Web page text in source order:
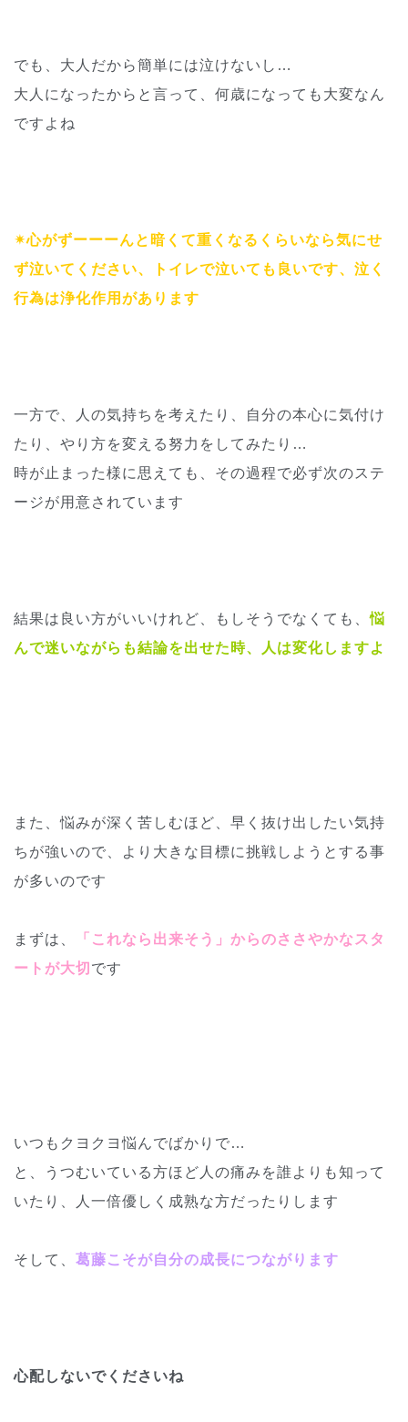
でも、大人だから簡単には泣けないし…
大人になったからと言って、何歳になっても大変なん
ですよね
✴︎心がずーーーんと暗くて重くなるくらいなら気にせ
ず泣いてください、トイレで泣いても良いです、泣く
行為は浄化作用があります
一方で、人の気持ちを考えたり、自分の本心に気付け
たり、やり方を変える努力をしてみたり…
時が止まった様に思えても、その過程で必ず次のステ
ージが用意されています
結果は良い方がいいけれど、もしそうでなくても、悩
んで迷いながらも結論を出せた時、人は変化しますよ
また、悩みが深く苦しむほど、早く抜け出したい気持
ちが強いので、より大きな目標に挑戦しようとする事
が多いのです
まずは、
「これなら出来そう」からのささやかなスタ
ートが大切 です
いつもクヨクヨ悩んでばかりで…
と、うつむいている方ほど人の痛みを誰よりも知って
いたり、人一倍優しく成熟な方だったりします
そして、葛藤こそが自分の成長につながります
心配しないでくださいね